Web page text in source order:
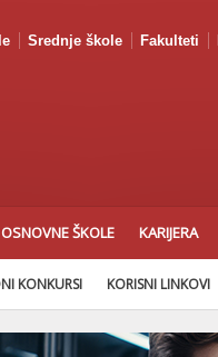
Srednje škole Fakulteti
OSNOVNE ŠKOLE KARIJERA
KONKURSI KORISNI LINKOVI